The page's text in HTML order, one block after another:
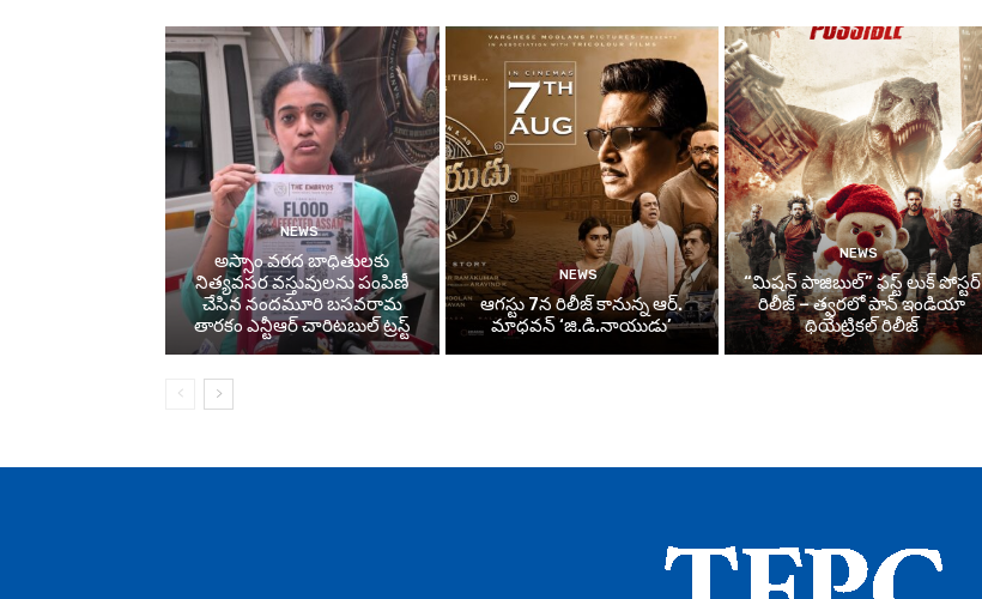
NEWS
అస్సాం వరద బాధితులకు
నిత్యవసర వస్తువులను పంపిణీ
చేసిన నందమూరి బసవరామ
తారకం ఎన్టీఆర్ చారిటబుల్ ట్రస్ట్
NEWS
ఆగస్టు 7న రిలీజ్ కానున్న ఆర్‌.
మాధవన్‌ ‘జి.డి.నాయుడు’
NEWS
“మిషన్ పాజిబుల్” ఫస్ట్ లుక్ పోస్టర్
రిలీజ్ – త్వరలో పాన్ ఇండియా
థియేట్రికల్ రిలీజ్